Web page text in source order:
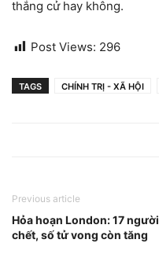
thắng cử hay không.
Post Views: 296
TAGS CHÍNH TRỊ - XÃ HỘI
Previous article
Hỏa hoạn London: 17 người
chết, số tử vong còn tăng